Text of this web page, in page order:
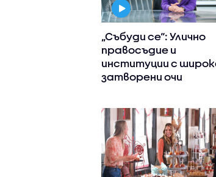
„Събуди се“: Улично
правосъдие и
институции с
затворени очи